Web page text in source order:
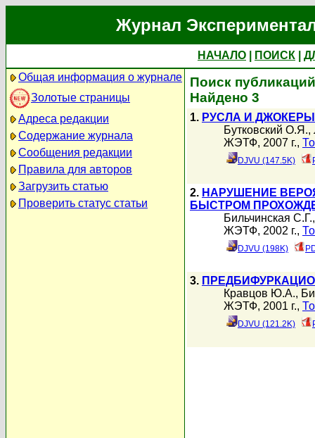
Журнал
НАЧАЛО ПОИСК
Общая информация о журнале
Золотые страницы
Адреса редакции
Содержание журнала
Сообщения редакции
Правила для авторов
Загрузить статью
Проверить статус статьи
Поиск
Найдено 3
1. РУСЛА И
Бутковский О.Я.,
ЖЭТФ, 2007 г.,
DJVU (147.5K)
2. НАРУШЕНИЕ
БЫСТРОМ
Бильчинская С.Г.
ЖЭТФ, 2002 г.,
DJVU (198K)
3.
Кравцов Ю.А.,
ЖЭТФ, 2001 г.,
DJVU (121.2K)